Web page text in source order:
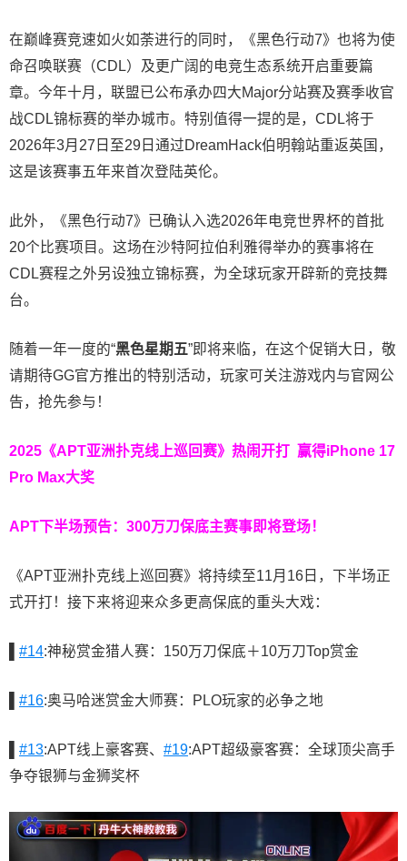
在巅峰赛竞速如火如荼进行的同时，《黑色行动7》也将为使
命召唤联赛（CDL）及更广阔的电竞生态系统开启重要篇
章。今年十月，联盟已公布承办四大Major分站赛及赛季收官
战CDL锦标赛的举办城市。特别值得一提的是，CDL将于
2026年3月27日至29日通过DreamHack伯明翰站重返英国，
这是该赛事五年来首次登陆英伦。
此外，《黑色行动7》已确认入选2026年电竞世界杯的首批
20个比赛项目。这场在沙特阿拉伯利雅得举办的赛事将在
CDL赛程之外另设独立锦标赛，为全球玩家开辟新的竞技舞
台。
随着一年一度的“黑色星期五”即将来临，在这个促销大日，敬
请期待GG官方推出的特别活动，玩家可关注游戏内与官网公
告，抢先参与！
2025《APT亚洲扑克线上巡回赛》热闹开打 赢得iPhone 17
Pro Max大奖
APT下半场预告： 300万刀保底主赛事即将登场！
《APT亚洲扑克线上巡回赛》将持续至11月16日，下半场正
式开打！接下来将迎来众多更高保底的重头大戏：
#14:神秘赏金猎人赛：150万刀保底＋10万刀Top赏金
#16:奥马哈迷赏金大师赛：PLO玩家的必争之地
#13:APT线上豪客赛、 #19:APT超级豪客赛：全球顶尖高手
争夺银狮与金狮奖杯